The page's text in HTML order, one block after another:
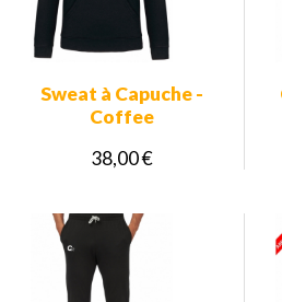
Sweat à Capuche -
Coffee
38,00 €